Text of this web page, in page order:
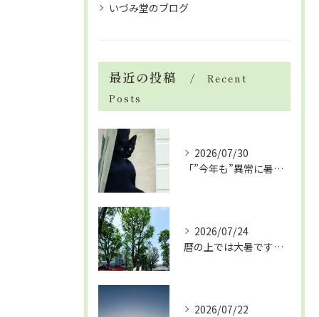
いづみ堂のブログ
最近の投稿
Recent
Posts
2026/07/30
「”今年も”異常に暑い夏」酷暑+冷房＝夏風邪、腰痛、ひざの痛...
2026/07/24
暦の上では大暑です！腰痛や肩こりから来る頭痛
2026/07/22